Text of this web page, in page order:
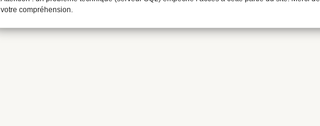
votre compréhension.